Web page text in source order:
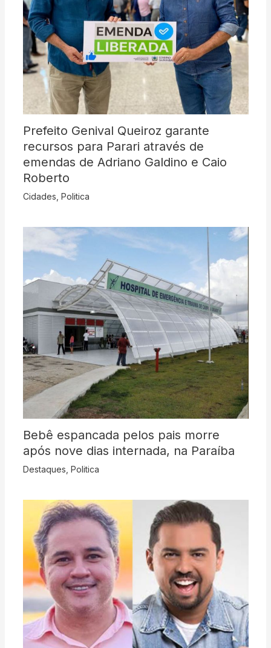
Prefeito Genival Queiroz garante
recursos para Parari através de
emendas de Adriano Galdino e Caio
Roberto
Cidades Politica
Bebê espancada pelos pais morre
após nove dias internada, na Paraíba
Destaques, Politica